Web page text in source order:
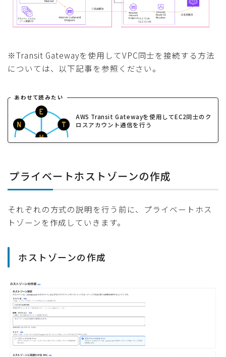
※Transit Gatewayを使用してVPC同士を接続する方法
については、以下記事を参照ください。
あわせて読みたい
AWS Transit Gatewayを使用してEC2同士のク
ロスアカウント通信を行う
プライベートホストゾーンの作成
それぞれの方式の説明を行う前に、プライベートホス
トゾーンを作成していきます。
ホストゾーンの作成